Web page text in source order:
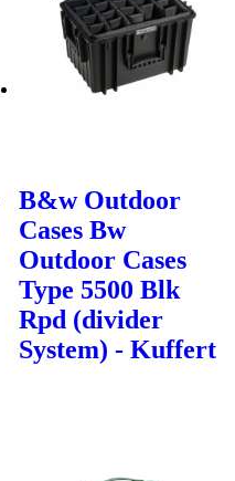
B&w Outdoor
Cases Bw
Outdoor Cases
Type 5500 Blk
Rpd (divider
System) - Kuffert